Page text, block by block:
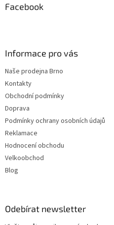
Facebook
Informace pro vás
Naše prodejna Brno
Kontakty
Obchodní podmínky
Doprava
Podmínky ochrany osobních údajů
Reklamace
Hodnocení obchodu
Velkoobchod
Blog
Odebírat newsletter